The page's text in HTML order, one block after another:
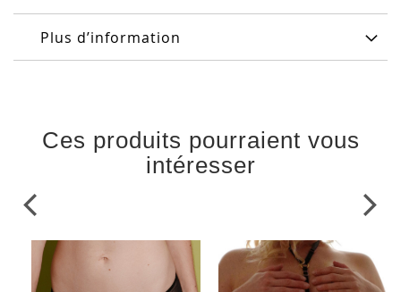
Plus d’information
Ces produits pourraient vous
intéresser